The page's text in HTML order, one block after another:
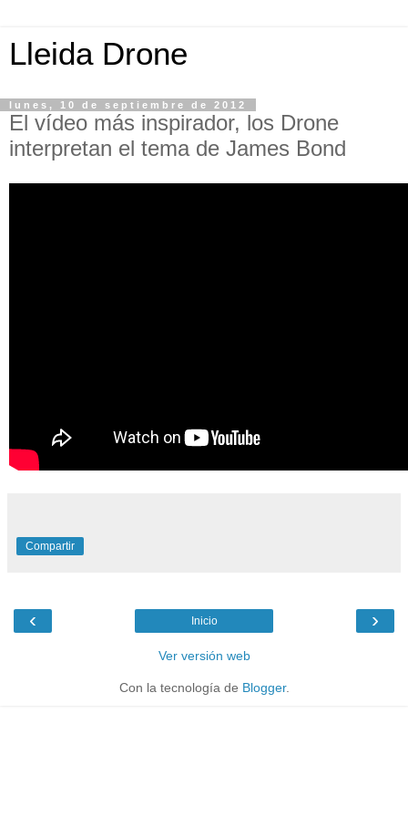
Lleida Drone
lunes, 10 de septiembre de 2012
El vídeo más inspirador, los Drone
interpretan el tema de James Bond
Compartir
‹ ›
Inicio
Ver versión web
Con la tecnología de Blogger.